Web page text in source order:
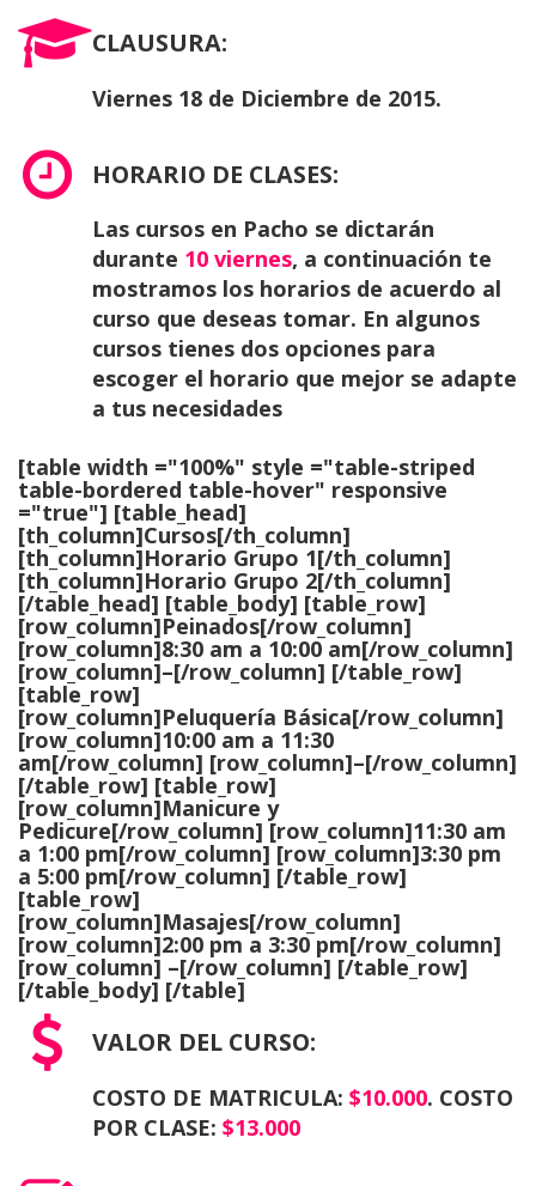
CLAUSURA:
Viernes 18 de Diciembre de 2015.
HORARIO DE CLASES:
Las cursos en Pacho se dictarán
durante 10 viernes, a continuación te
mostramos los horarios de acuerdo al
curso que deseas tomar. En algunos
cursos tienes dos opciones para
escoger el horario que mejor se adapte
a tus necesidades
[table width ="100%" style ="table-striped
table-bordered table-hover" responsive
="true"] [table_head]
[th_column]Cursos[/th_column]
[th_column]Horario Grupo 1[/th_column]
[th_column]Horario Grupo 2[/th_column]
[/table_head] [table_body] [table_row]
[row_column]Peinados[/row_column]
[row_column]8:30 am a 10:00 am[/row_column]
[row_column]–[/row_column] [/table_row]
[table_row]
[row_column]Peluquería Básica[/row_column]
[row_column]10:00 am a 11:30
am[/row_column] [row_column]–[/row_column]
[/table_row] [table_row]
[row_column]Manicure y
Pedicure[/row_column] [row_column]11:30 am
a 1:00 pm[/row_column] [row_column]3:30 pm
a 5:00 pm[/row_column] [/table_row]
[table_row]
[row_column]Masajes[/row_column]
[row_column]2:00 pm a 3:30 pm[/row_column]
[row_column] –[/row_column] [/table_row]
[/table_body] [/table]
VALOR DEL CURSO:
COSTO DE MATRICULA: $10.000. COSTO
POR CLASE: $13.000